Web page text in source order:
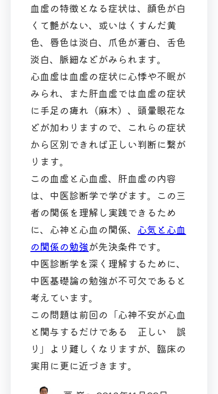
血虚の特徴となる症状は、顔色が白
くて艶がない、或いはくすんだ黄
色、唇色は淡白、爪色が蒼白、舌色
淡白、脈細などがみられます。
心血虚は血虚の症状に心悸や不眠が
みられ、また肝血虚では血虚の症状
に手足の痺れ（麻木）、頭暈眼花な
どが加わりますので、これらの症状
から区別できれば正しい判断に繋が
ります。
この血虚と心血虚、肝血虚の内容
は、中医診断学で学びます。この三
者の関係を理解し実践できるため
に、心神と心血の関係、 心気と心血
の関係の勉強が先決条件です。
中医診断学を深く理解するために、
中医基礎論の勉強が不可欠であると
考えています。
この問題は前回の「心神不安が心血
と関与するだけである 正しい 誤
り」より難しくなりますが、臨床の
実用に更に近づきます。